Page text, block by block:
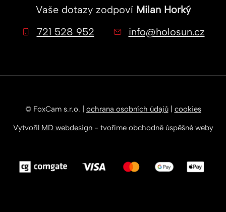
Vaše dotazy zodpoví Milan Horký
721 528 952
info@holosun.cz
© FoxCam s.r.o. | ochrana osobních údajů| cookies
Vytvořil MD webdesign- tvoříme obchodně úspěšné weby